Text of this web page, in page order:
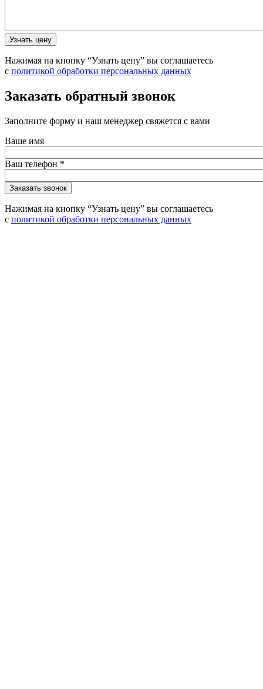
Нажимая на кнопку “Узнать цену” вы соглашаетесь
с политикой обработки персональных данных
Заказать обратный звонок
Заполните форму и наш менеджер свяжется с вами
Ваше имя
Ваш телефон *
Нажимая на кнопку “Узнать цену” вы соглашаетесь
с политикой обработки персональных данных